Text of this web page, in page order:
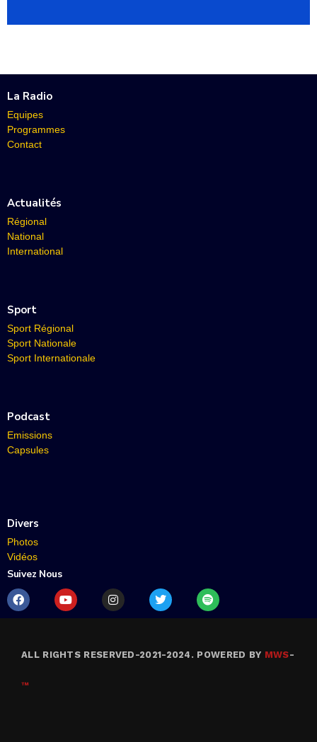
La Radio
Equipes
Programmes
Contact
Actualités
Régional
National
International
Sport
Sport Régional
Sport Nationale
Sport Internationale
Podcast
Emissions
Capsules
Divers
Photos
Vidéos
Suivez Nous
ALL RIGHTS RESERVED-2021-2024. POWERED BY MWS-
™